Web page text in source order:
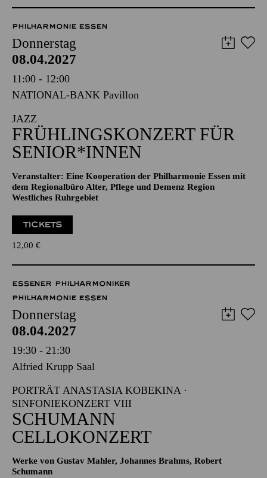
kulturvermittlung@tup-online.de
PHILHARMONIE ESSEN
Donnerstag
08.04.2027
11:00 - 12:00
NATIONAL-BANK Pavillon
JAZZ
FRÜHLINGS­KONZERT FÜR
SENIOR*INNEN
dem Regionalbüro Alter, Pflege und Demenz Region
Westliches Ruhrgebiet
12,00€
ESSENER PHILHARMONIKER
PHILHARMONIE ESSEN
Donnerstag
08.04.2027
19:30 - 21:30
Alfried Krupp Saal
PORTRÄT ANASTASIA KOBEKINA ·
SINFONIEKONZERT VIII
SCHUMANN
CELLOKONZERT